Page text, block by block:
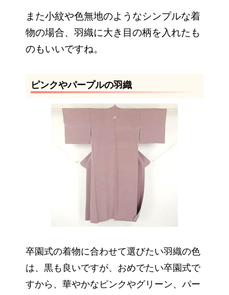
また小紋や色無地のようなシンプルな着
物の場合、羽織に大き目の柄を入れたも
のもいいですね。
ピンクやパープルの羽織
卒園式の着物に合わせて選びたい羽織の色
は、黒も良いですが、おめでたい卒園式で
すから、華やかなピンクやグリーン、パー